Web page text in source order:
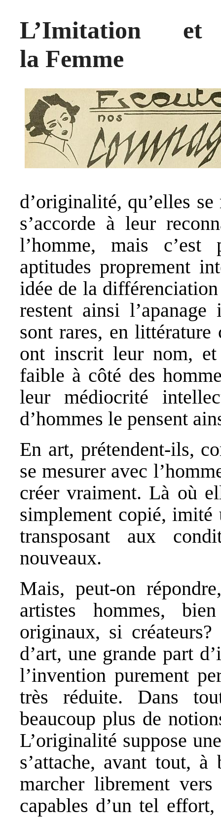
L’Imitation et
la Femme
d’originalité, qu’elles
s’accorde à leur
l’homme, mais
aptitudes proprement
idée de la
restent ainsi
sont rares, en
ont inscrit leur nom,
faible à côté des
leur médiocrité
d’hommes le pensent
En art, prétendent-ils,
se mesurer avec
créer vraiment. Là où
simplement copié, imité
transposant aux
nouveaux.
Mais, peut-on
artistes hommes,
originaux, si
d’art, une grande part
l’invention purement
très réduite. Dans
beaucoup plus de
L’originalité suppose
s’attache, avant tout,
marcher librement vers
capables d’un tel